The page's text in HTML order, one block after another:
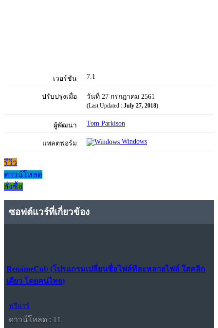
เวอร์ชัน 7.1
ปรับปรุงเมื่อ วันที่ 27 กรกฎาคม 2561
(Last Updated : July 27, 2018)
ผู้พัฒนา Tom Parkison
แพลตฟอร์ม Windows
รีวิว
ดาวน์โหลด
สั่งซื้อ
ซอฟต์แวร์ที่เกี่ยวข้อง
RenameCub (โปรแกรมเปลี่ยนชื่อไฟล์ทีละหลายไฟล์ ใสคลิก
เดียว โดยคนไทย)
ฟรีแวร์
ดาวน์โหลด : 11